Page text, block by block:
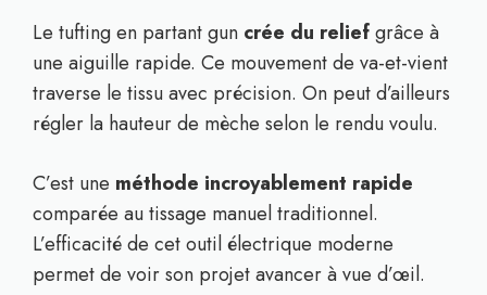
Le tufting en partant gun crée du reliefgrâce à
une aiguille rapide. Ce mouvement de va-et-vient
traverse le tissu avec précision. On peut d’ailleurs
régler la hauteur de mèche selon le rendu voulu.
C’est une méthode incroyablement rapide
comparée au tissage manuel traditionnel.
L’efficacité de cet outil électrique moderne
permet de voir son projet avancer à vue d’œil.